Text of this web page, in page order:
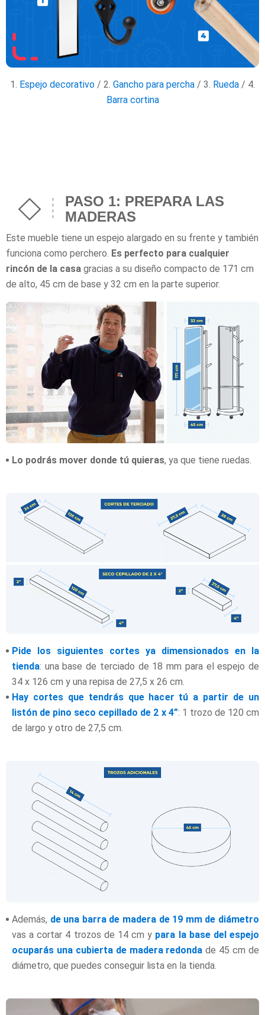
1. Espejo decorativo / 2. Gancho para percha / 3. Rueda / 4.
Barra cortina
PASO 1: PREPARA LAS
MADERAS
Este mueble tiene un espejo alargado en su frente y también
funciona como perchero. Es perfecto para cualquier
rincón de la casa gracias a su diseño compacto de 171 cm
de alto, 45 cm de base y 32 cm en la parte superior.
Lo podrás mover donde tú quieras, ya que tiene ruedas.
Pide los siguientes cortes ya dimensionados en la
tienda: una base de terciado de 18 mm para el espejo de
34 x 126 cm y una repisa de 27,5 x 26 cm.
Hay cortes que tendrás que hacer tú a partir de un
listón de pino seco cepillado de 2 x 4”: 1 trozo de 120 cm
de largo y otro de 27,5 cm.
Además, de una barra de madera de 19 mm de diámetro
vas a cortar 4 trozos de 14 cm y para la base del espejo
ocuparás una cubierta de madera redonda de 45 cm de
diámetro, que puedes conseguir lista en la tienda.